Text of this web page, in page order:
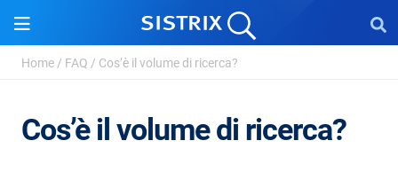
Home / FAQ / Cos’è il volume di ricerca?
Cos’è il volume di ricerca?